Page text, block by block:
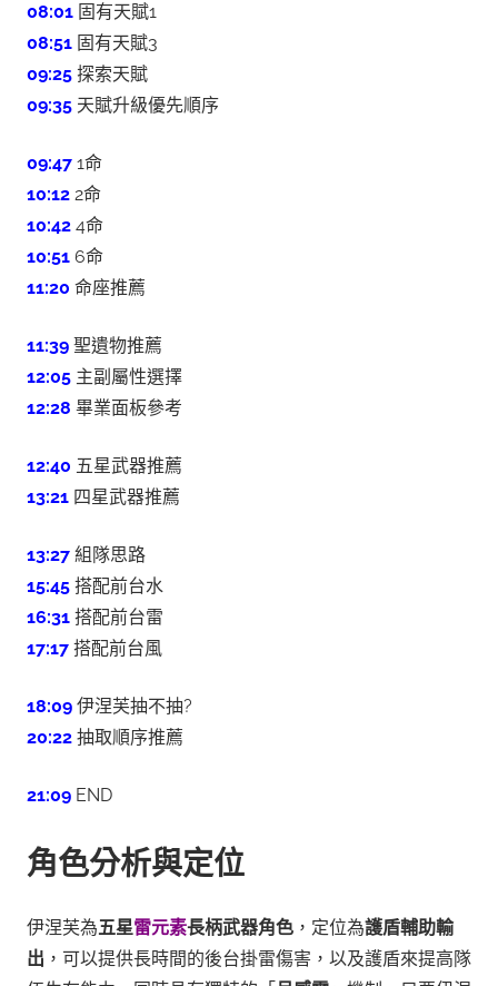
08:01 固有天賦1
08:51 固有天賦3
09:25 探索天賦
09:35 天賦升級優先順序
09:47 1命
10:12 2命
10:42 4命
10:51 6命
11:20 命座推薦
11:39 聖遺物推薦
12:05 主副屬性選擇
12:28 畢業面板參考
12:40 五星武器推薦
13:21 四星武器推薦
13:27 組隊思路
15:45 搭配前台水
16:31 搭配前台雷
17:17 搭配前台風
18:09 伊涅芙抽不抽?
20:22 抽取順序推薦
21:09 END
角色分析與定位
伊涅芙為五星雷元素長柄武器角色 ，定位為護盾輔助輸
出 ，可以提供長時間的後台掛雷傷害，以及護盾來提高隊